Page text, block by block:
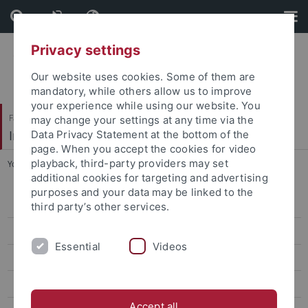
Skip
to
content
Skip
to
footer
Faculty of Economics and Social Sciences
Institute of Historical and Cultural Anthropology
You are here: Home ... Masterprüfung PO 2024
Bewerbung Master EKW
Master’s Research Projects
Privacy settings
Our website uses cookies. Some of them are
mandatory, while others allow us to improve
your experience while using our website. You
may change your settings at any time via the
Data Privacy Statement at the bottom of the
page. When you accept the cookies for video
playback, third-party providers may set
additional cookies for targeting and advertising
purposes and your data may be linked to the
third party’s other services.
Essential Videos